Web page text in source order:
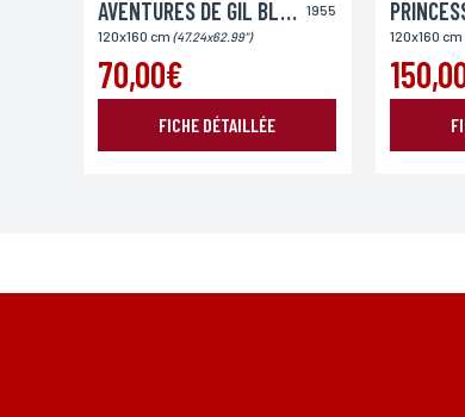
Lieu de livraison*
Europe
1955
AVENTURES DE GIL BLAS DE SENTILLANE
120x160 cm (47.24x62.99")
70,00€
FICHE DÉTAILLÉE
120x160 cm